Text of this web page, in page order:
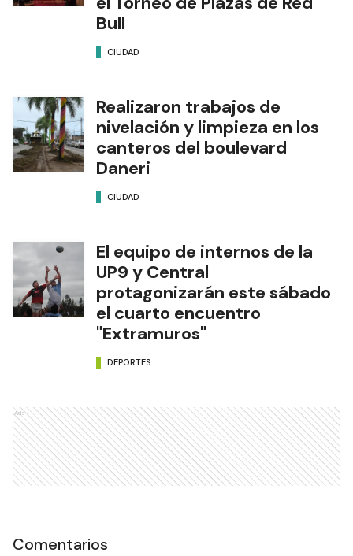
Bull
CIUDAD
Realizaron trabajos de
nivelación y limpieza en los
canteros del boulevard
Daneri
CIUDAD
El equipo de internos de la
UP9 y Central
protagonizarán este sábado
el cuarto encuentro
"Extramuros"
DEPORTES
Ads
Comentarios